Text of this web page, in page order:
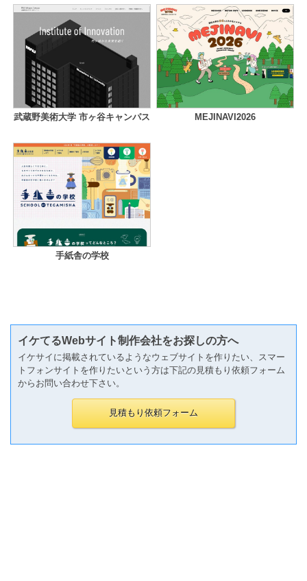
武蔵野美術大学 市ヶ谷キャンパス MEJINAVI2026
手紙舎の学校
イケてるWebサイト制作会社をお探しの方へ
イケサイに掲載されているようなウェブサイトを作りたい、スマー
トフォンサイトを作りたいという方は下記の見積もり依頼フォーム
からお問い合わせ下さい。